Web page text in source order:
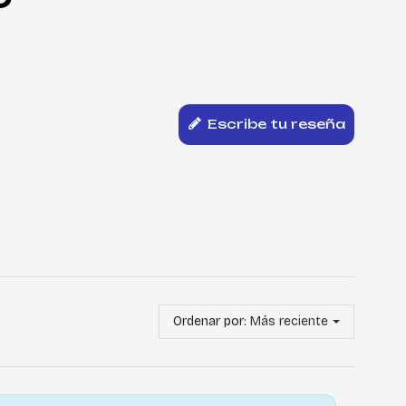
Escribe tu reseña
Ordenar por: Más reciente